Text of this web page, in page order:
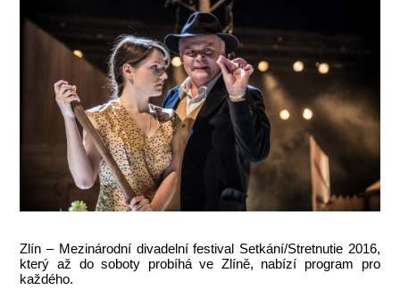
Zlín – Mezinárodní divadelní festival Setkání/Stretnutie 2016,
který až do soboty probíhá ve Zlíně, nabízí program pro
každého.